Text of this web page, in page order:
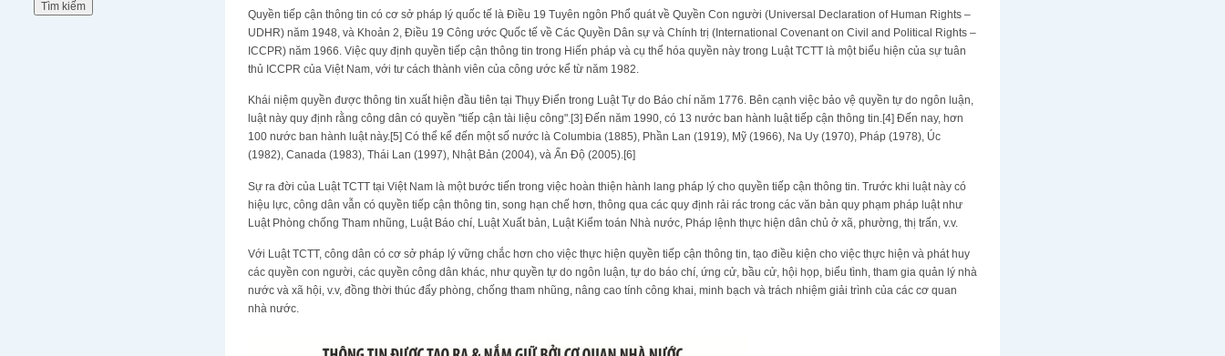
Quyền tiếp cận thông tin có cơ sở pháp lý quốc tế là Điều 19 Tuyên ngôn Phổ quát về Quyền Con người (Universal Declaration of Human Rights –
UDHR) năm 1948, và Khoản 2, Điều 19 Công ước Quốc tế về Các Quyền Dân sự và Chính trị (International Covenant on Civil and Political Rights –
ICCPR) năm 1966. Việc quy định quyền tiếp cận thông tin trong Hiến pháp và cụ thể hóa quyền này trong Luật TCTT là một biểu hiện của sự tuân
thủ ICCPR của Việt Nam, với tư cách thành viên của công ước kể từ năm 1982.
Khái niệm quyền được thông tin xuất hiện đầu tiên tại Thụy Điển trong Luật Tự do Báo chí năm 1776. Bên cạnh việc bảo vệ quyền tự do ngôn luận,
luật này quy định rằng công dân có quyền "tiếp cận tài liệu công".[3] Đến năm 1990, có 13 nước ban hành luật tiếp cận thông tin.[4] Đến nay, hơn
100 nước ban hành luật này.[5] Có thể kể đến một số nước là Columbia (1885), Phần Lan (1919), Mỹ (1966), Na Uy (1970), Pháp (1978), Úc
(1982), Canada (1983), Thái Lan (1997), Nhật Bản (2004), và Ấn Độ (2005).[6]
Sự ra đời của Luật TCTT tại Việt Nam là một bước tiến trong việc hoàn thiện hành lang pháp lý cho quyền tiếp cận thông tin. Trước khi luật này có
hiệu lực, công dân vẫn có quyền tiếp cận thông tin, song hạn chế hơn, thông qua các quy định rải rác trong các văn bản quy phạm pháp luật như
Luật Phòng chống Tham nhũng, Luật Báo chí, Luật Xuất bản, Luật Kiểm toán Nhà nước, Pháp lệnh thực hiện dân chủ ở xã, phường, thị trấn, v.v.
Với Luật TCTT, công dân có cơ sở pháp lý vững chắc hơn cho việc thực hiện quyền tiếp cận thông tin, tạo điều kiện cho việc thực hiện và phát huy
các quyền con người, các quyền công dân khác, như quyền tự do ngôn luận, tự do báo chí, ứng cử, bầu cử, hội họp, biểu tình, tham gia quản lý nhà
nước và xã hội, v.v, đồng thời thúc đẩy phòng, chống tham nhũng, nâng cao tính công khai, minh bạch và trách nhiệm giải trình của các cơ quan
nhà nước.